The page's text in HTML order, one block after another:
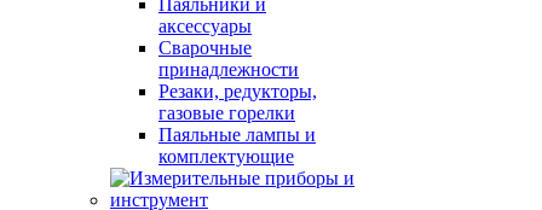
Паяльники и
аксессуары
Сварочные
принадлежности
Резаки, редукторы,
газовые горелки
Паяльные лампы и
комплектующие